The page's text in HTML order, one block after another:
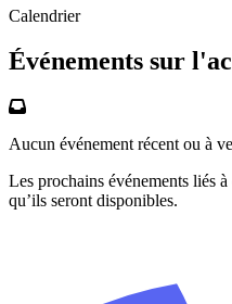
Calendrier
Événements sur
Aucun événement récent ou à
Les prochains événements liés
qu’ils seront disponibles.